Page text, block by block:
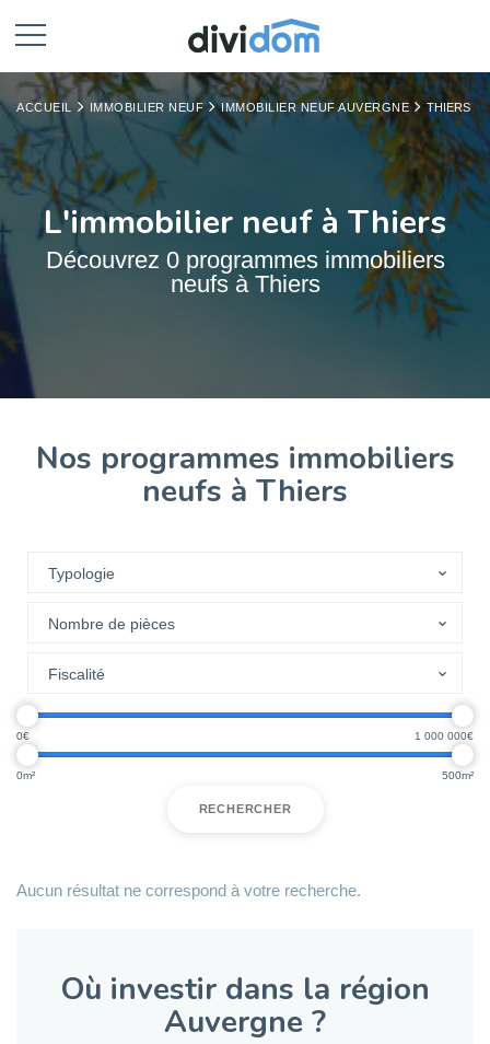
ACCUEIL IMMOBILIER NEUF IMMOBILIER NEUF AUVERGNE THIERS
L'immobilier neuf à Thiers
Découvrez 0 programmes immobiliers
neufs à Thiers
Nos programmes immobiliers
neufs à Thiers
0 1 000 000
0 500
RECHERCHER
Aucun résultat ne correspond à votre recherche.
Où investir dans la région
Auvergne ?